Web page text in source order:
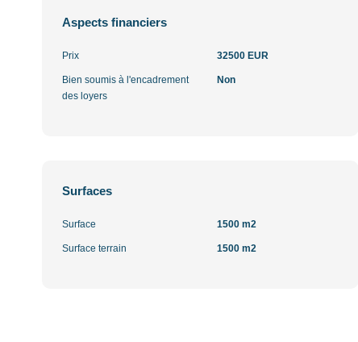
Aspects financiers
Prix 32500 EUR
Bien soumis à l'encadrement
des loyers
Non
Surfaces
Surface 1500 m2
Surface terrain 1500 m2